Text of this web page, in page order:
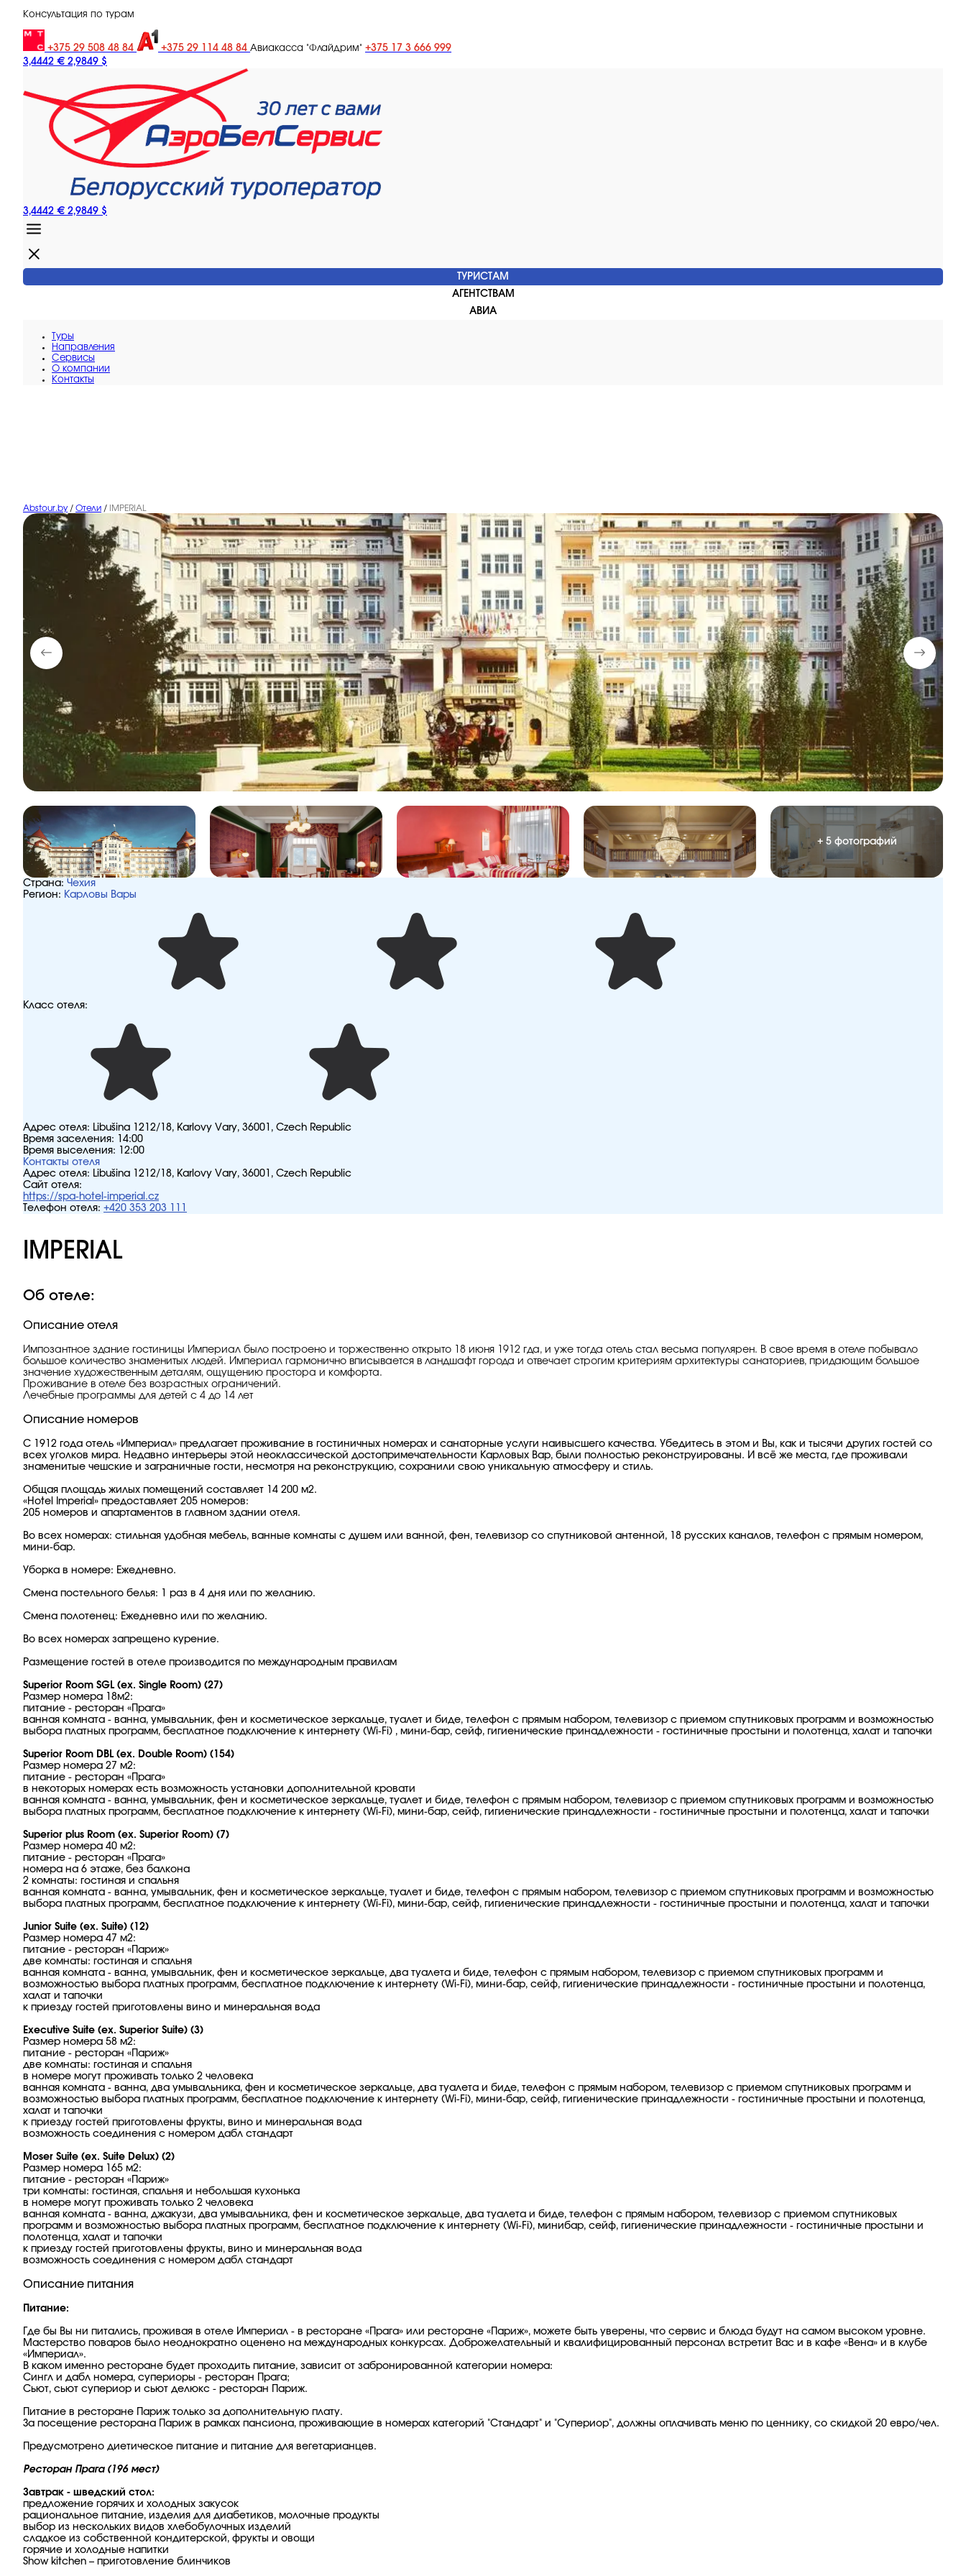
Консультация по турам
+375 29 508 48 84 +375 29 114 48 84 Авиакасса "Флайдрим" +375 17 3 666 999
3,4442 € 2,9849 $
3,4442 € 2,9849 $
ТУРИСТАМ
АГЕНТСТВАМ
АВИА
Туры
Направления
Сервисы
O компании
Контакты
Abstour.by / Отели / IMPERIAL
+ 5 фотографий
Страна: Чехия
Регион: Карловы Вары
Класс отеля:
Адрес отеля: Libušina 1212/18, Karlovy Vary, 36001, Czech Republic
Время заселения:
14:00
Время выселения:
12:00
Контакты отеля
Адрес отеля: Libušina 1212/18, Karlovy Vary, 36001, Czech Republic
Сайт отеля:
https://spa-hotel-imperial.cz
Телефон отеля: +420 353 203 111
IMPERIAL
Об отеле:
Описание отеля
Импозантное здание гостиницы Империал было построено и торжественно открыто 18 июня 1912 гда, и уже тогда отель стал весьма популярен. В свое время в отеле побывало
большое количество знаменитых людей. Империал гармонично вписывается в ландшафт города и отвечает строгим критериям архитектуры санаториев, придающим большое
значение художественным деталям, ощущению простора и комфорта.
Проживание в отеле без возрастных ограничений.
Лечебные программы для детей с 4 до 14 лет
Описание номеров
С 1912 года отель «Империал» предлагает проживание в гостиничных номерах и санаторные услуги наивысшего качества. Убедитесь в этом и Вы, как и тысячи других гостей со
всех уголков мира. Недавно интерьеры этой неоклассической достопримечательности Карловых Вар, были полностью реконструированы. И всё же места, где проживали
знаменитые чешские и заграничные гости, несмотря на реконструкцию, сохранили свою уникальную атмосферу и стиль.
Общая площадь жилых помещений составляет 14 200 м2.
«Hotel Imperial» предоставляет 205 номеров:
205 номеров и апартаментов в главном здании отеля.
Во всех номерах: стильная удобная мебель, ванные комнаты с душем или ванной, фен, телевизор со спутниковой антенной, 18 русских каналов, телефон с прямым номером,
мини-бар.
Уборка в номере: Ежедневно.
Смена постельного белья: 1 раз в 4 дня или по желанию.
Смена полотенец: Ежедневно или по желанию.
Во всех номерах запрещено курение.
Размещение гостей в отеле производится по международным правилам
Superior Room SGL (ex. Single Room) (27)
Размер номера 18м2:
питание - ресторан «Прага»
ванная комната - ванна, умывальник, фен и косметическое зеркальце, туалет и биде, телефон с прямым набором, телевизор с приемом спутниковых программ и возможностью
выбора платных программ, бесплатное подключение к интернету (Wi-Fi) , мини-бар, сейф, гигиенические принадлежности - гостиничные простыни и полотенца, халат и тапочки
Superior Room DBL (ex. Double Room) (154)
Размер номера 27 м2:
питание - ресторан «Прага»
в некоторых номерах есть возможность установки дополнительной кровати
ванная комната - ванна, умывальник, фен и косметическое зеркальце, туалет и биде, телефон с прямым набором, телевизор с приемом спутниковых программ и возможностью
выбора платных программ, бесплатное подключение к интернету (Wi-Fi), мини-бар, сейф, гигиенические принадлежности - гостиничные простыни и полотенца, халат и тапочки
Superior plus Room (ex. Superior Room) (7)
Размер номера 40 м2:
питание - ресторан «Прага»
номера на 6 этаже, без балкона
2 комнаты: гостиная и спальня
ванная комната - ванна, умывальник, фен и косметическое зеркальце, туалет и биде, телефон с прямым набором, телевизор с приемом спутниковых программ и возможностью
выбора платных программ, бесплатное подключение к интернету (Wi-Fi), мини-бар, сейф, гигиенические принадлежности - гостиничные простыни и полотенца, халат и тапочки
Junior Suite (ex. Suite) (12)
Размер номера 47 м2:
питание - ресторан «Париж»
две комнаты: гостиная и спальня
ванная комната - ванна, умывальник, фен и косметическое зеркальце, два туалета и биде, телефон с прямым набором, телевизор с приемом спутниковых программ и
возможностью выбора платных программ, бесплатное подключение к интернету (Wi-Fi), мини-бар, сейф, гигиенические принадлежности - гостиничные простыни и полотенца,
халат и тапочки
к приезду гостей приготовлены вино и минеральная вода
Executive Suite (ex. Superior Suite) (3)
Размер номера 58 м2:
питание - ресторан «Париж»
две комнаты: гостиная и спальня
в номере могут проживать только 2 человека
ванная комната - ванна, два умывальника, фен и косметическое зеркальце, два туалета и биде, телефон с прямым набором, телевизор с приемом спутниковых программ и
возможностью выбора платных программ, бесплатное подключение к интернету (Wi-Fi), мини-бар, сейф, гигиенические принадлежности - гостиничные простыни и полотенца,
халат и тапочки
к приезду гостей приготовлены фрукты, вино и минеральная вода
возможность соединения с номером дабл стандарт
Moser Suite (ex. Suite Delux) (2)
Размер номера 165 м2:
питание - ресторан «Париж»
три комнаты: гостиная, спальня и небольшая кухонька
в номере могут проживать только 2 человека
ванная комната - ванна, джакузи, два умывальника, фен и косметическое зеркальце, два туалета и биде, телефон с прямым набором, телевизор с приемом спутниковых
программ и возможностью выбора платных программ, бесплатное подключение к интернету (Wi-Fi), минибар, сейф, гигиенические принадлежности - гостиничные простыни и
полотенца, халат и тапочки
к приезду гостей приготовлены фрукты, вино и минеральная вода
возможность соединения с номером дабл стандарт
Описание питания
Питание:
Где бы Вы ни питались, проживая в отеле Империал - в ресторане «Прага» или ресторане «Париж», можете быть уверены, что сервис и блюда будут на самом высоком уровне.
Мастерство поваров было неоднократно оценено на международных конкурсах. Доброжелательный и квалифицированный персонал встретит Вас и в кафе «Вена» и в клубе
«Империал».
В каком именно ресторане будет проходить питание, зависит от забронированной категории номера:
Сингл и дабл номера, супериоры - ресторан Прага;
Сьют, сьют супериор и сьют делюкс - ресторан Париж.
Питание в ресторане Париж только за дополнительную плату.
За посещение ресторана Париж в рамках пансиона, проживающие в номерах категорий "Стандарт" и "Супериор", должны оплачивать меню по ценнику, со скидкой 20 евро/чел.
Предусмотрено диетическое питание и питание для вегетарианцев.
Ресторан Прага (196 мест)
Завтрак - шведский стол:
предложение горячих и холодных закусок
рациональное питание, изделия для диабетиков, молочные продукты
выбор из нескольких видов хлебобулочных изделий
сладкое из собственной кондитерской, фрукты и овощи
горячие и холодные напитки
Show kitchen – приготовление блинчиков